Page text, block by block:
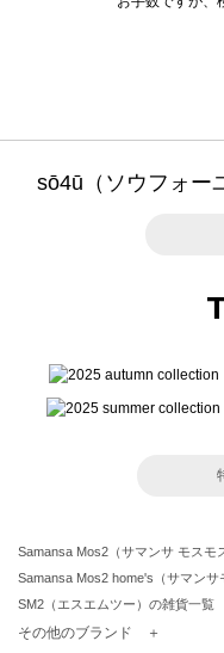
sō4ū（ソウフォー
Samansa Mos2（サマンサ モスモ
Samansa Mos2 home's（サマン
SM2（エスエムツー）の雑貨一覧
TSUHARU by Samansa Mos2（ツ
その他のブランド ＋